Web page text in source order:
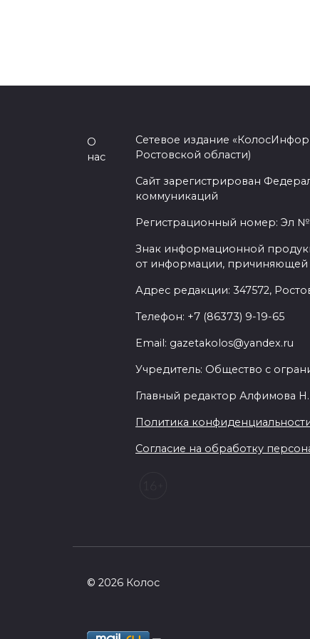
О
нас
Сетевое издание
Ростовской области)
Сайт зарегистрирован
коммуникаций
Регистрационный номер: Эл №
Знак информационной
от информации, причиняющей
Адрес редакции: 347572,
Телефон: +7 (86373) 9-19-65
Email: gazetakolos@yandex.ru
Учредитель: Общество с
Главный редактор Алфимова
Политика
Согласие на обработку
© 2026 Колос